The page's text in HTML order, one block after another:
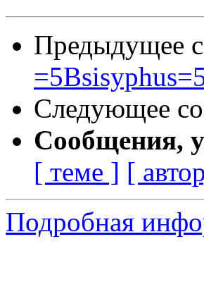
Предыдущее
Следующее
Сообщения,
[ теме ] [
Подробная